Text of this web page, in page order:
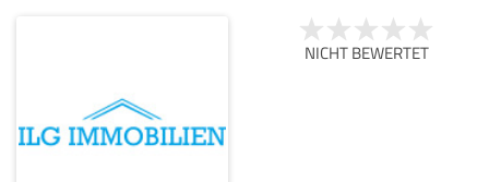
NICHT BEWERTET